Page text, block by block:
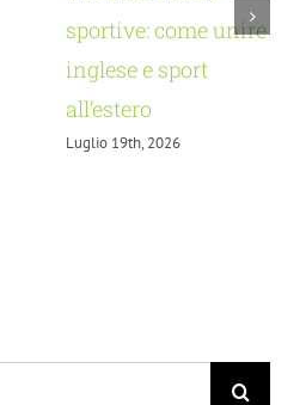
sportive: come unire
inglese e sport
all’estero
Luglio 19th, 2026